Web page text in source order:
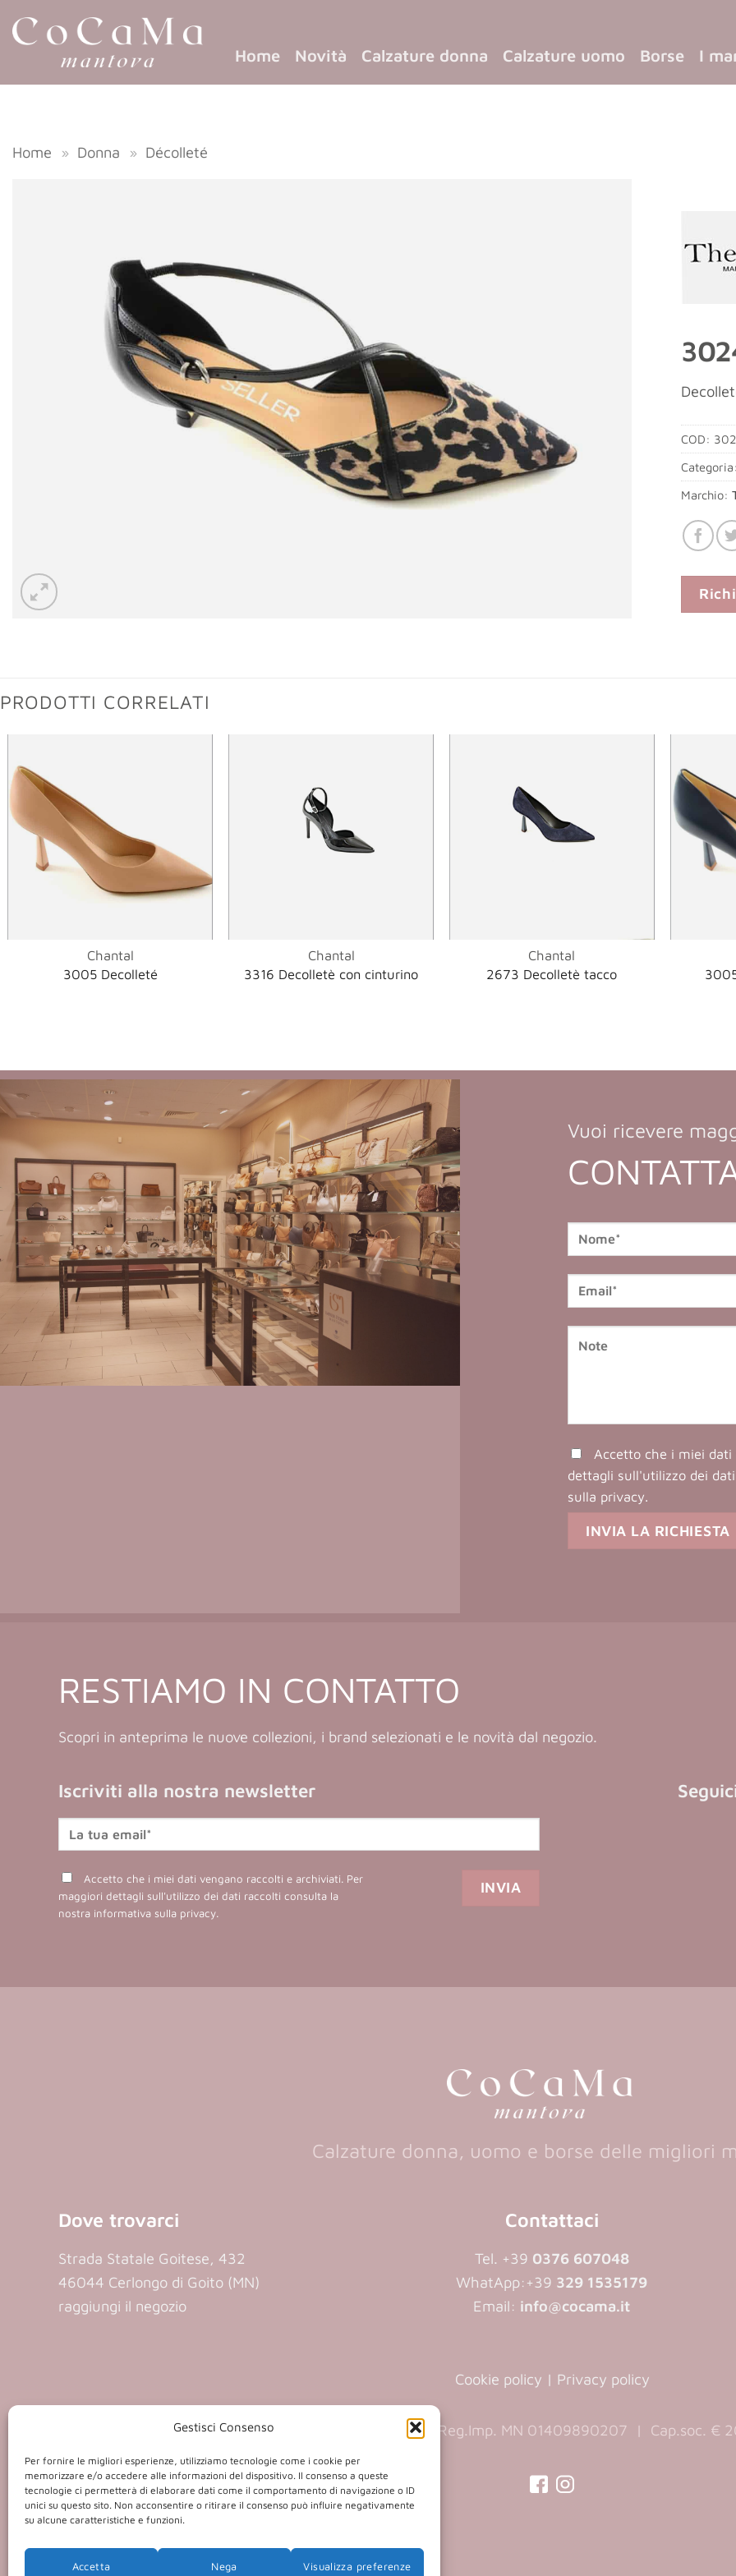
Gestisci Consenso
Per fornire le migliori esperienze, utilizziamo tecnologie come i cookie per
memorizzare e/o accedere alle informazioni del dispositivo. Il consenso a queste
tecnologie ci permetterà di elaborare dati come il comportamento di navigazione o ID
unici su questo sito. Non acconsentire o ritirare il consenso può influire negativamente
su alcune caratteristiche e funzioni.
Accetta Nega Visualizza preferenze
Home Novità Calzature donna Calzature uomo Borse I
Home » Donna » Décolleté
COD:
Categoria:
Marchio:
PRODOTTI CORRELATI
Chantal
3005 Decolleté
Chantal
3316 Decolletè con cinturino
Chantal
2673 Decolletè tacco
Vuoi ricevere
Accetto che i miei dati
dettagli sull'utilizzo dei
sulla privacy.
RESTIAMO IN CONTATTO
Scopri in anteprima le nuove collezioni, i brand selezionati e le novità dal negozio.
Iscriviti alla nostra newsletter
Accetto che i miei dati vengano raccolti e archiviati. Per
maggiori dettagli sull'utilizzo dei dati raccolti consulta la
nostra informativa sulla privacy.
Calzature donna, uomo e borse delle migliori
Dove trovarci
Strada Statale Goitese, 432
46044 Cerlongo di Goito (MN)
raggiungi il negozio
Contattaci
Tel. +39 0376 607048
WhatApp:+39 329 1535179
Email: info@cocama.it
Cookie policy | Privacy policy
P.iva 01409890207 | Reg.Imp. MN 01409890207 | Cap.soc. €